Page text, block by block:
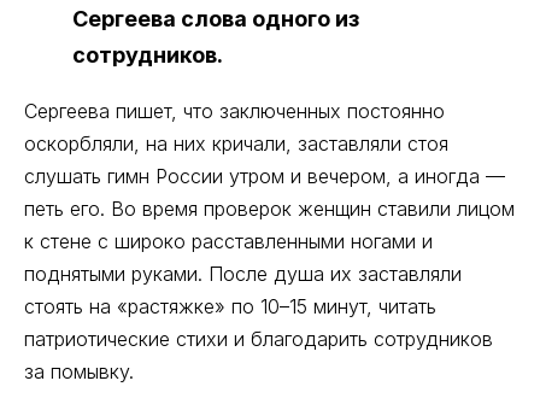
Сергеева слова одного из
сотрудников.
Сергеева пишет, что заключенных постоянно
оскорбляли, на них кричали, заставляли стоя
слушать гимн России утром и вечером, а иногда —
петь его. Во время проверок женщин ставили лицом
к стене с широко расставленными ногами и
поднятыми руками. После душа их заставляли
стоять на «растяжке» по 10–15 минут, читать
патриотические стихи и благодарить сотрудников
за помывку.